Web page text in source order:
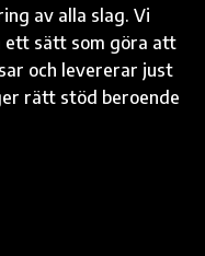
av alla slag. Vi
ett sätt som göra att
och levererar just
rätt stöd beroende